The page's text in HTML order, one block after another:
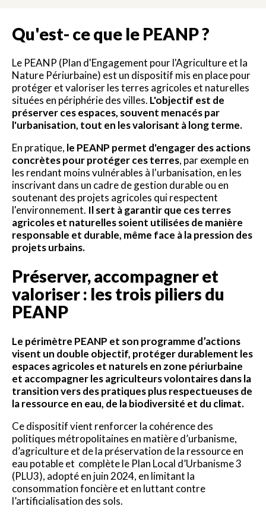
Qu'est- ce que le PEANP ?
Le PEANP (Plan d'Engagement pour l'Agriculture et la
Nature Périurbaine) est un dispositif mis en place pour
protéger et valoriser les terres agricoles et naturelles
situées en périphérie des villes. L'objectif est de
préserver ces espaces, souvent menacés par
l'urbanisation, tout en les valorisant à long terme.
En pratique, le PEANP permet d'engager des actions
concrètes pour protéger ces terres, par exemple en
les rendant moins vulnérables à l'urbanisation, en les
inscrivant dans un cadre de gestion durable ou en
soutenant des projets agricoles qui respectent
l'environnement. Il sert à garantir que ces terres
agricoles et naturelles soient utilisées de manière
responsable et durable, même face à la pression des
projets urbains.
Préserver, accompagner et
valoriser : les trois piliers du
PEANP
Le périmètre PEANP et son programme d’actions
visent un double objectif, protéger durablement les
espaces agricoles et naturels en zone périurbaine
et accompagner les agriculteurs volontaires dans la
transition vers des pratiques plus respectueuses de
la ressource en eau, de la biodiversité et du climat.
Ce dispositif vient renforcer la cohérence des
politiques métropolitaines en matière d’urbanisme,
d’agriculture et de la préservation de la ressource en
eau potable et complète le Plan Local d’Urbanisme 3
(PLU3), adopté en juin 2024, en limitant la
consommation foncière et en luttant contre
l’artificialisation des sols.